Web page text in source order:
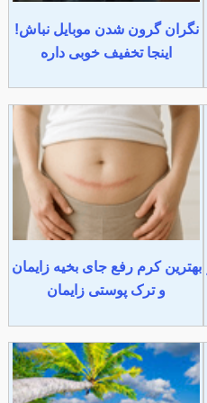
نگران گرون شدن موبایل نباش!
اینجا تخفیف خوبی داره
بهترین کرم رفع جای بخیه زایمان
و ترک پوستی زایمان